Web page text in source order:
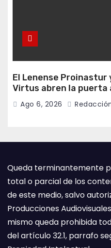
El Lenense Proinastur
Virtus abren la puerta
colaboración
Ago 6, 2026
Queda terminantemente
total o parcial de los
de este medio, salvo
Producciones
mismo queda prohibida
del artículo 32.1, parrafo